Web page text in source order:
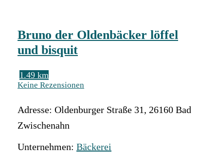
Bruno der Oldenbäcker löffel
und bisquit
1.49 km
Keine Rezensionen
Adresse: Oldenburger Straße 31, 26160 Bad
Zwischenahn
Unternehmen: Bäckerei